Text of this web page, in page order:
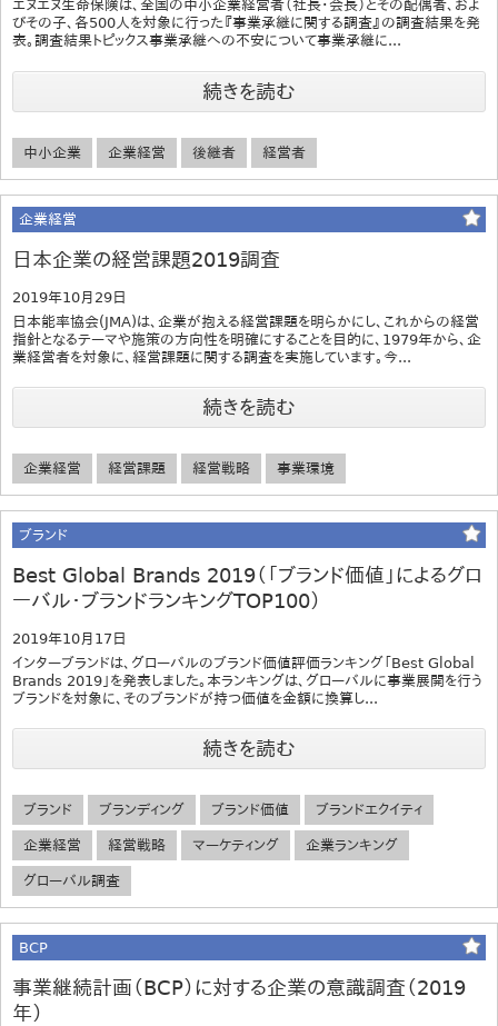
エヌエヌ生命保険は、全国の中小企業経営者（社長・会長）とその配偶者、およ
びその子、各500人を対象に行った『事業承継に関する調査』の調査結果を発
表。調査結果トピックス事業承継への不安について事業承継に...
続きを読む
中小企業 企業経営 後継者 経営者
企業経営
日本企業の経営課題2019調査
2019年10月29日
日本能率協会(JMA)は、企業が抱える経営課題を明らかにし、これからの経営
指針となるテーマや施策の方向性を明確にすることを目的に、1979年から、企
業経営者を対象に、経営課題に関する調査を実施しています。今...
続きを読む
企業経営 経営課題 経営戦略 事業環境
ブランド
Best Global Brands 2019（「ブランド価値」によるグロ
ーバル・ブランドランキングTOP100）
2019年10月17日
インターブランドは、グローバルのブランド価値評価ランキング「Best Global
Brands 2019」を発表しました。本ランキングは、グローバルに事業展開を行う
ブランドを対象に、そのブランドが持つ価値を金額に換算し...
続きを読む
ブランド ブランディング ブランド価値 ブランドエクイティ
企業経営 経営戦略 マーケティング 企業ランキング
グローバル調査
BCP
事業継続計画（BCP）に対する企業の意識調査（2019
年）